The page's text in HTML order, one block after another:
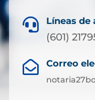
 Líneas de
(601)
 Correo